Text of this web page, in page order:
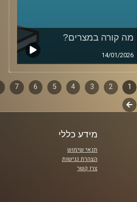
מה קורה במצרים?
14/01/2026
סגירה
דפדוף
פרקים
1
2
3
4
5
6
7
לשלב
מידע כללי
תנאי שימוש
הצהרת נגישות
צרו קשר